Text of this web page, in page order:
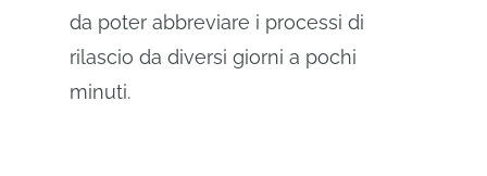
da poter abbreviare i processi di
rilascio da diversi giorni a pochi
minuti.